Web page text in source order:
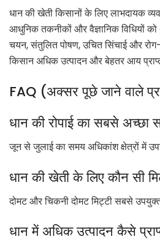
धान की खेती किसानों के लिए लाभदायक
आधुनिक तकनीकों और वैज्ञानिक विधियों
चयन, संतुलित पोषण, उचित सिंचाई और
किसान अधिक उत्पादन और बेहतर आय
FAQ (अक्सर पूछे जाने वाले
धान की रोपाई का सबसे अच्छा
जून से जुलाई का समय अधिकांश क्षेत्रों में
धान की खेती के लिए कौन सी
दोमट और चिकनी दोमट मिट्टी सबसे
धान में अधिक उत्पादन कैसे